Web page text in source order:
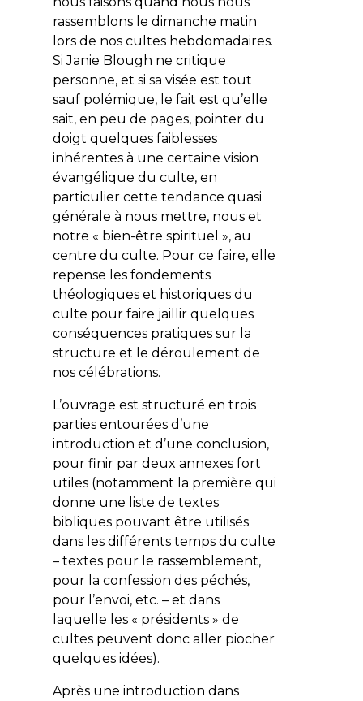
rassemblons le dimanche matin
lors de nos cultes hebdomadaires.
Si Janie Blough ne critique
personne, et si sa visée est tout
sauf polémique, le fait est qu’elle
sait, en peu de pages, pointer du
doigt quelques faiblesses
inhérentes à une certaine vision
évangélique du culte, en
particulier cette tendance quasi
générale à nousmettre, nous et
notre « bien-être spirituel », au
centre du culte. Pour ce faire, elle
repense les fondements
théologiques et historiques du
culte pour faire jaillir quelques
conséquences pratiques sur la
structure et le déroulement de
nos célébrations.
L’ouvrage est structuré en trois
parties entourées d’une
introduction et d’une conclusion,
pour finir par deux annexes fort
utiles (notamment la première qui
donne une liste de textes
bibliques pouvant être utilisés
dans les différents temps du culte
– textes pour le rassemblement,
pour la confession des péchés,
pour l’envoi, etc. – et dans
laquelle les « présidents » de
cultes peuvent donc aller piocher
quelques idées).
Après une introduction dans